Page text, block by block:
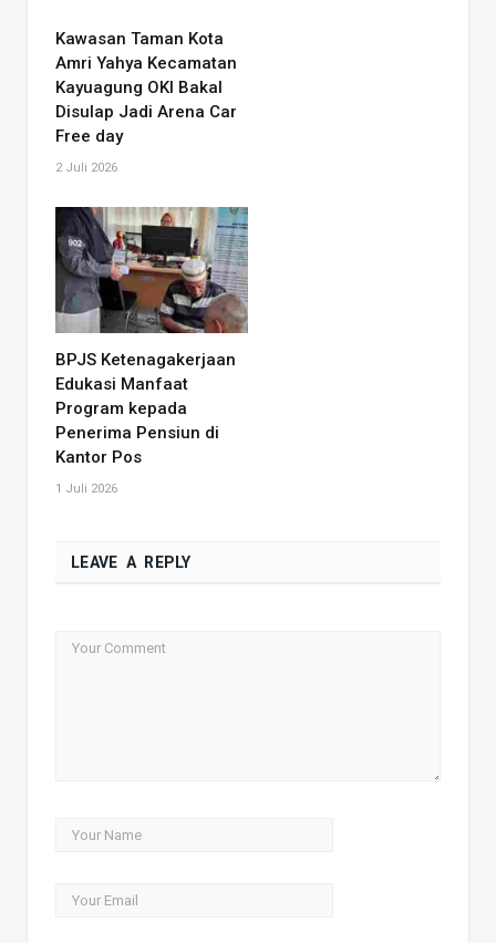
Kawasan Taman Kota
Amri Yahya Kecamatan
Kayuagung OKI Bakal
Disulap Jadi Arena Car
Free day
2 Juli 2026
BPJS Ketenagakerjaan
Edukasi Manfaat
Program kepada
Penerima Pensiun di
Kantor Pos
1 Juli 2026
LEAVE A REPLY